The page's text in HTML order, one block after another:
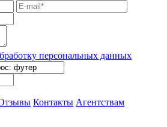
персональных данных
Контакты Агентствам